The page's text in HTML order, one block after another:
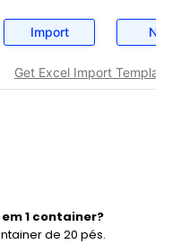
1 container?
de 20 pés.